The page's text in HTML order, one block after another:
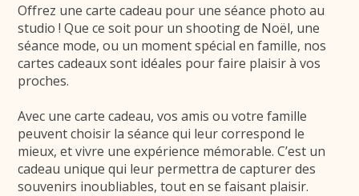
Offrez une carte cadeau pour une séance photo au
studio ! Que ce soit pour un shooting de Noël, une
séance mode, ou un moment spécial en famille, nos
cartes cadeaux sont idéales pour faire plaisir à vos
proches.
Avec une carte cadeau, vos amis ou votre famille
peuvent choisir la séance qui leur correspond le
mieux, et vivre une expérience mémorable. C’est un
cadeau unique qui leur permettra de capturer des
souvenirs inoubliables, tout en se faisant plaisir.